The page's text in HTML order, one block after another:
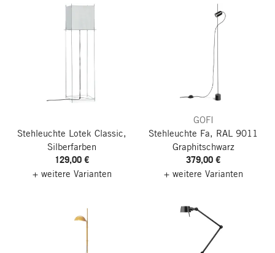
Stehleuchte Lotek Classic,
Silberfarben
129,00 €
+ weitere Varianten
GOFI
Stehleuchte Fa, RAL 9011
Graphitschwarz
379,00 €
+ weitere Varianten